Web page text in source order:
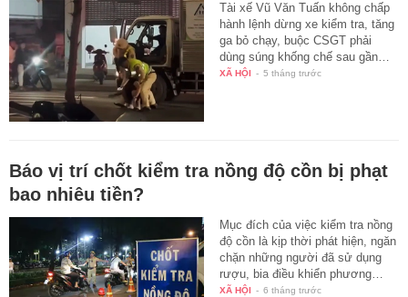
Tài xế Vũ Văn Tuấn không chấp
hành lệnh dừng xe kiểm tra, tăng
ga bỏ chạy, buộc CSGT phải
dùng súng khống chế sau gần…
XÃ HỘI - 5 tháng trước
Báo vị trí chốt kiểm tra nồng độ cồn bị phạt
bao nhiêu tiền?
Mục đích của việc kiểm tra nồng
độ cồn là kịp thời phát hiện, ngăn
chặn những người đã sử dụng
rượu, bia điều khiển phương…
XÃ HỘI - 6 tháng trước